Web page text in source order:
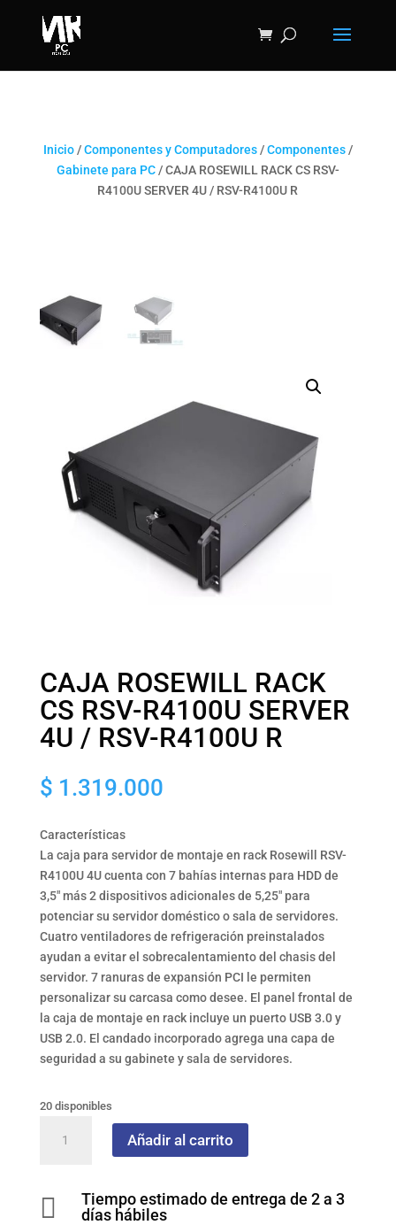
Inicio/Componentes y Computadores/Componentes/
Gabinete para PC/ CAJA ROSEWILL RACK CS RSV-
R4100U SERVER 4U / RSV-R4100U R
CAJA ROSEWILL RACK
CS RSV-R4100U SERVER
4U / RSV-R4100U R
$ 1.319.000
Características
La caja para servidor de montaje en rack Rosewill RSV-
R4100U 4U cuenta con 7 bahías internas para HDD de
3,5″ más 2 dispositivos adicionales de 5,25″ para
potenciar su servidor doméstico o sala de servidores.
Cuatro ventiladores de refrigeración preinstalados
ayudan a evitar el sobrecalentamiento del chasis del
servidor. 7 ranuras de expansión PCI le permiten
personalizar su carcasa como desee. El panel frontal de
la caja de montaje en rack incluye un puerto USB 3.0 y
USB 2.0. El candado incorporado agrega una capa de
seguridad a su gabinete y sala de servidores.
20 disponibles
ROSEWILL
Añadir al carrito

Tiempo estimado de entrega de 2 a 3
días hábiles